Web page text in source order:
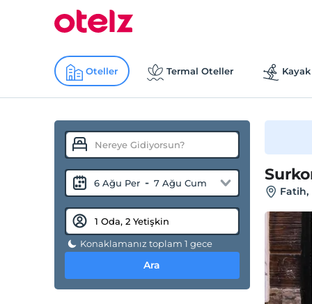
Oteller Termal Oteller
6 Ağu Per - 7 Ağu Cum
Konaklamanız toplam 1 gece
Ara
Fatih,